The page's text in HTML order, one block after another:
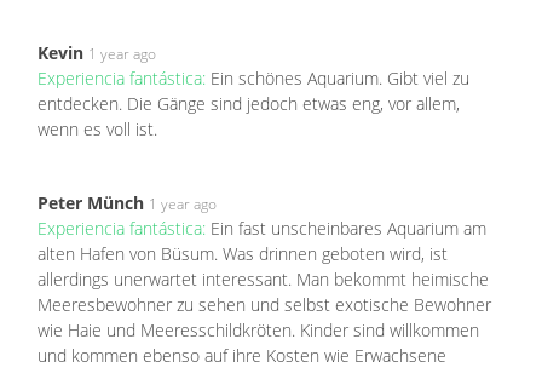
Kevin 1 year ago
Experiencia fantástica: Ein schönes Aquarium. Gibt viel zu
entdecken. Die Gänge sind jedoch etwas eng, vor allem,
wenn es voll ist.
Peter Münch 1 year ago
Experiencia fantástica: Ein fast unscheinbares Aquarium am
alten Hafen von Büsum. Was drinnen geboten wird, ist
allerdings unerwartet interessant. Man bekommt heimische
Meeresbewohner zu sehen und selbst exotische Bewohner
wie Haie und Meeresschildkröten. Kinder sind willkommen
und kommen ebenso auf ihre Kosten wie Erwachsene